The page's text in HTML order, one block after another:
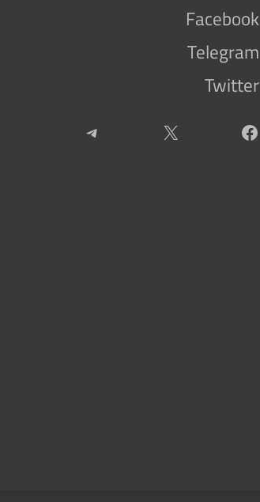
Facebook
Telegram
Twitter
Facebook
X
Telegram